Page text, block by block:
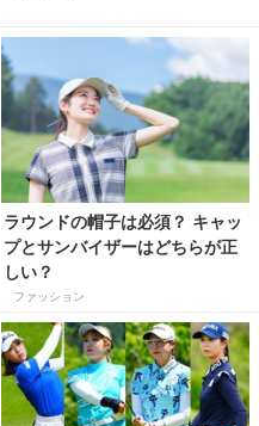
ラウンドの帽子は必須？ キャッ
プとサンバイザーはどちらが正
しい？
ファッション